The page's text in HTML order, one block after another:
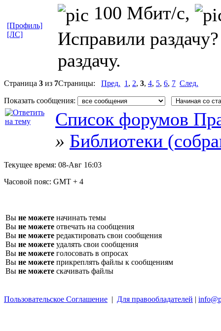
100 Мбит/с,
Исправили
раздачу.
[Профиль]
[ЛС]
Страница 3 из 7Страницы: Пред. 1 , 2, 3, 4, 5, 6, 7 След.
Показать сообщения:
Список форумов
» Библиотеки
Текущее время: 08-Авг 16:03
Часовой пояс: GMT + 4
Вы не можете начинать темы
Вы не можете отвечать на сообщения
Вы не можете редактировать свои сообщения
Вы не можете удалять свои сообщения
Вы не можете голосовать в опросах
Вы не можете прикреплять файлы к сообщениям
Вы не можете скачивать файлы
Пользовательское Соглашение | Для правообладателей |